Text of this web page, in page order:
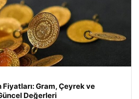
Fiyatları: Gram, Çeyrek ve
Değerleri